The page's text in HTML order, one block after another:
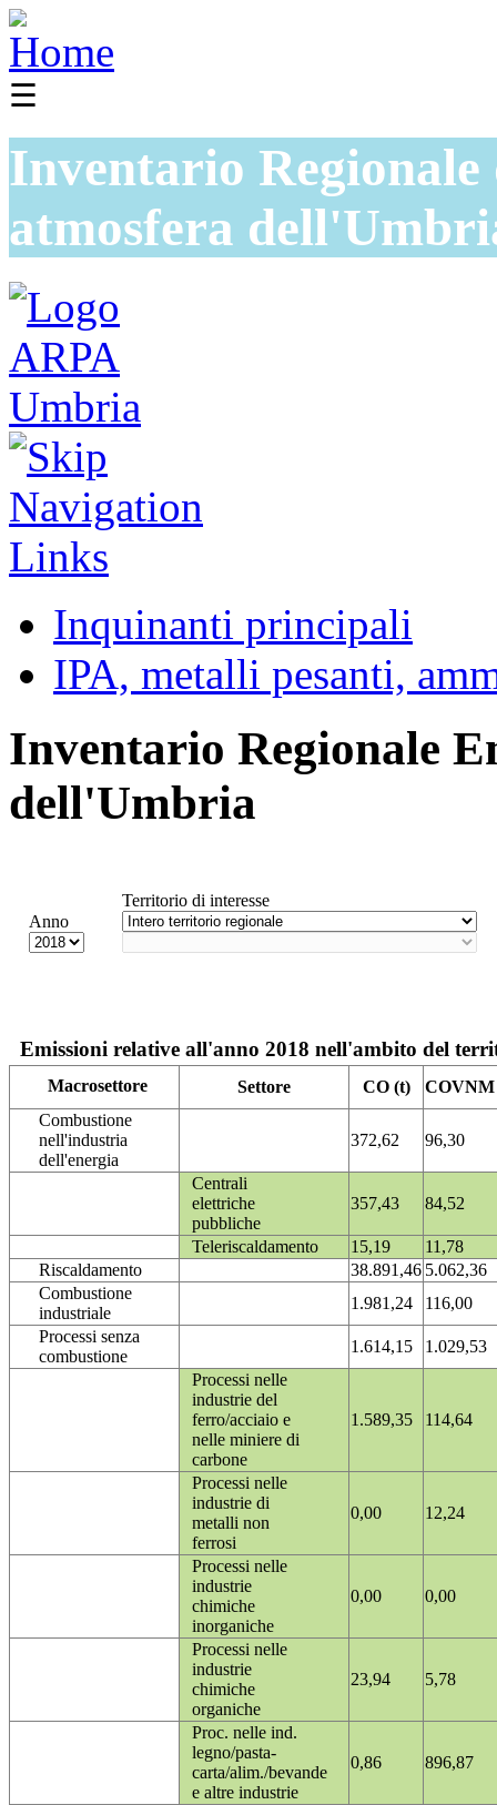
☰
Inventario
atmosfera
Inquinanti principali
IPA, metalli pesanti,
Inventario Regionale
dell'Umbria
Anno
Territorio di interesse
Emissioni relative all'anno 2018 nell'ambito del
Macrosettore Settore CO (t)
COVNM
Combustione
nell'industria
dell'energia
372,62 96,30
Centrali
elettriche
pubbliche
357,43 84,52
Teleriscaldamento 15,19
11,78
Riscaldamento
38.891,46 5.062,36
Combustione
industriale
1.981,24
116,00
Processi senza
combustione
1.614,15
1.029,53
Processi nelle
industrie del
ferro/acciaio e
nelle miniere di
carbone
1.589,35 114,64
Processi nelle
industrie di
metalli non
ferrosi
0,00 12,24
Processi nelle
industrie
chimiche
inorganiche
0,00 0,00
Processi nelle
industrie
chimiche
organiche
23,94 5,78
Proc. nelle ind.
legno/pasta-
carta/alim./bevande
e altre industrie
0,86 896,87